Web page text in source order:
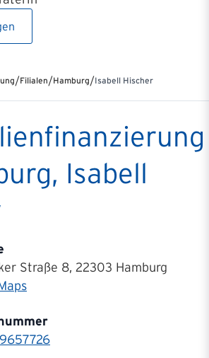
/Filialen/Hamburg/Isabell Hischer
Isabell
Straße 8, 22303 Hamburg